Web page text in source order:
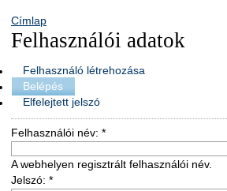
Címlap
Felhasználói adatok
Felhasználó létrehozása
Belépés
Elfelejtett jelszó
Felhasználói név: *
A webhelyen regisztrált felhasználói név.
Jelszó: *